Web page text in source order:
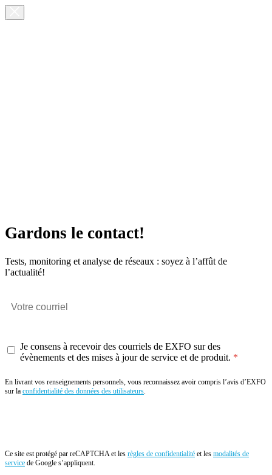
Gardons le contact!
Tests, monitoring et analyse de réseaux : soyez à l’affût de
l’actualité!
Je consens à recevoir des courriels de EXFO sur des
évènements et des mises à jour de service et de produit.
En livrant vos renseignements personnels, vous reconnaissez avoir compris l’avis d’EXFO
sur la confidentialité des données des utilisateurs.
Ce site est protégé par reCAPTCHA et les règles de confidentialité et les modalités de
service de Google s’appliquent.